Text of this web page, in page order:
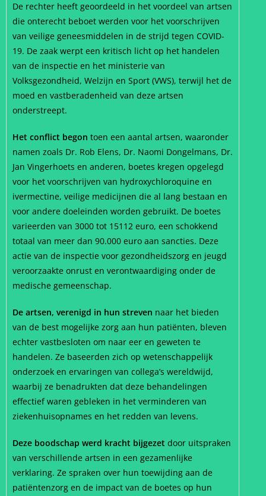
De rechter heeft geoordeeld in het voordeel van artsen
die onterecht beboet werden voor het voorschrijven
van veilige geneesmiddelen in de strijd tegen COVID-
19. De zaak werpt een kritisch licht op het handelen
van de inspectie en het ministerie van
Volksgezondheid, Welzijn en Sport (VWS), terwijl het de
moed en vastberadenheid van deze artsen
onderstreept.
Het conflict begon toen een aantal artsen, waaronder
namen zoals Dr. Rob Elens, Dr. Naomi Dongelmans, Dr.
Jan Vingerhoets en anderen, boetes kregen opgelegd
voor het voorschrijven van hydroxychloroquine en
ivermectine, veilige medicijnen die al lang bestaan en
voor andere doeleinden worden gebruikt. De boetes
varieerden van 3000 tot 15112 euro, een schokkend
totaal van meer dan 90.000 euro aan sancties. Deze
actie van de inspectie voor gezondheidszorg en jeugd
veroorzaakte onrust en verontwaardiging onder de
medische gemeenschap.
De artsen, verenigd in hun streven naar het bieden
van de best mogelijke zorg aan hun patiënten, bleven
echter vastbesloten om naar eer en geweten te
handelen. Ze baseerden zich op wetenschappelijk
onderzoek en ervaringen van collega’s wereldwijd,
waarbij ze benadrukten dat deze behandelingen
effectief waren gebleken in het verminderen van
ziekenhuisopnames en het redden van levens.
Deze boodschap werd kracht bijgezet door uitspraken
van verschillende artsen in een gezamenlijke
verklaring. Ze spraken over hun toewijding aan de
patiëntenzorg en de impact van de boetes op hun